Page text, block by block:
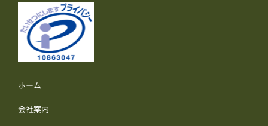
ホーム
会社案内